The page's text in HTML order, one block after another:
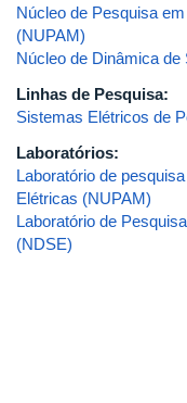
Núcleo de Pesquisa
(NUPAM)
Núcleo de Dinâmica
Linhas de Pesquisa:
Sistemas Elétricos de
Laboratórios:
Laboratório de
Elétricas (NUPAM)
Laboratório de
(NDSE)